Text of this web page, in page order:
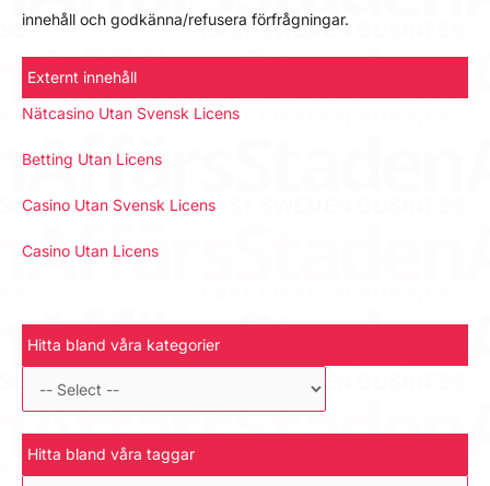
innehåll och godkänna/refusera förfrågningar.
Externt innehåll
Nätcasino Utan Svensk Licens
Betting Utan Licens
Casino Utan Svensk Licens
Casino Utan Licens
Hitta bland våra kategorier
Hitta bland våra taggar